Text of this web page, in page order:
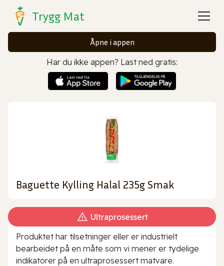
Trygg Mat
Åpne i appen
Har du ikke appen? Last ned gratis:
Baguette Kylling Halal 235g Smak
Ultraprosessert
Produktet har tilsetninger eller er industrielt
bearbeidet på en måte som vi mener er tydelige
indikatorer på en ultraprosessert matvare.